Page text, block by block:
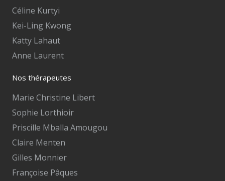
Céline Kurtyi
Kei-Ling Kwong
Katty Lahaut
Anne Laurent
Nos thérapeutes
Marie Christine Libert
Sophie Lorthioir
Priscille Mballa Amougou
Claire Menten
Gilles Monnier
Françoise Pâques